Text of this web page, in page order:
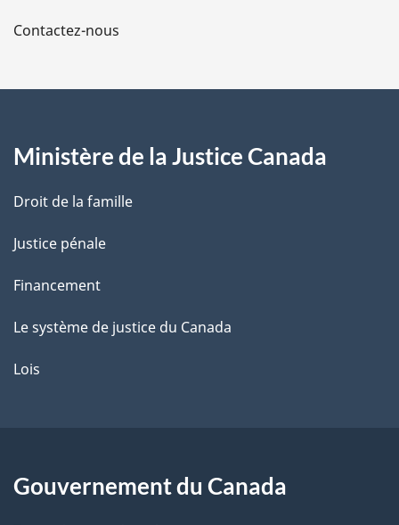
d
a
a
e
Contactez-nous
Ministère de la Justice Canada
Droit de la famille
Justice pénale
Financement
Le système de justice du Canada
Lois
Gouvernement du Canada